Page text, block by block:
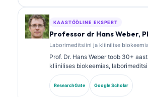
KAASTÖÖLINE EKSPERT
Professor dr Hans Weber,
Laborimeditsiini ja kliinilise
Prof. Dr. Hans Weber toob 30+
kliinilises biokeemias,
uurimises. Ta oli varem Saksa
president ning on
paneelide analüüsile, biomarkerite
ResearchGate Google Scholar